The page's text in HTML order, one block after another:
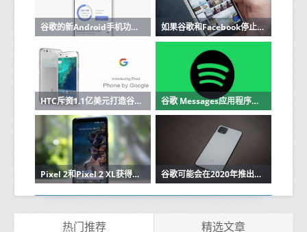
谷歌的新Android手机功能可能有助于挽救您的生命 如果谷歌和Facebook停止使用智能手机华为将给予100％的退款
HTC斥资1.1亿美元打造谷歌Pixel智能手机 谷歌 Messages应用程序可浮起泡泡头
Pixel 2和Pixel 2 XL获得Google Assistant的呼叫筛选功能 谷歌可能会在2020年推出支持5G的中档像素手机
热门推荐 精选文章